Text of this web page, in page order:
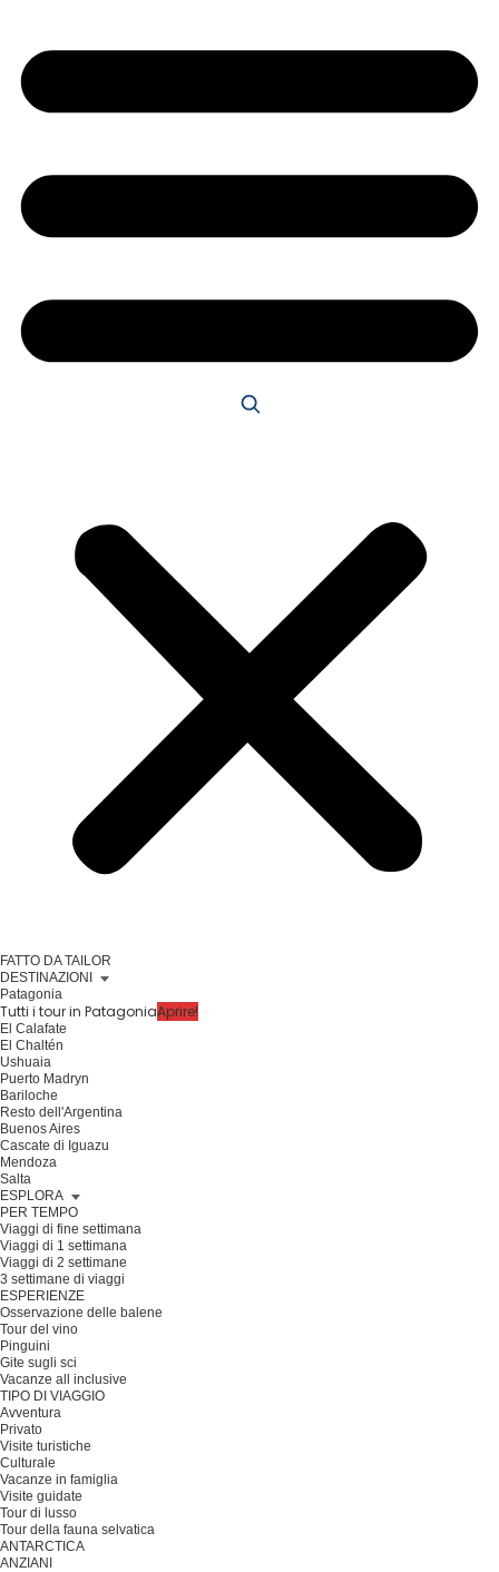
FATTO DA TAILOR
DESTINAZIONI
Patagonia
Tutti i tour in PatagoniaAprire!
El Calafate
El Chaltén
Ushuaia
Puerto Madryn
Bariloche
Resto dell'Argentina
Buenos Aires
Cascate di Iguazu
Mendoza
Salta
ESPLORA
PER TEMPO
Viaggi di fine settimana
Viaggi di 1 settimana
Viaggi di 2 settimane
3 settimane di viaggi
ESPERIENZE
Osservazione delle balene
Tour del vino
Pinguini
Gite sugli sci
Vacanze all inclusive
TIPO DI VIAGGIO
Avventura
Privato
Visite turistiche
Culturale
Vacanze in famiglia
Visite guidate
Tour di lusso
Tour della fauna selvatica
ANTARCTICA
ANZIANI